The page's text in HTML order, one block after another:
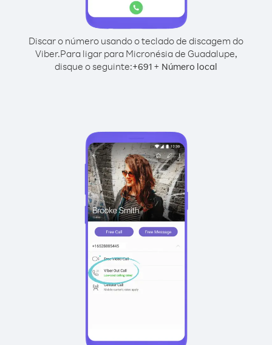
Discar o número usando o teclado de discagem do
Viber.Para ligar para Micronésia de Guadalupe,
disque o seguinte:+691 + Número local